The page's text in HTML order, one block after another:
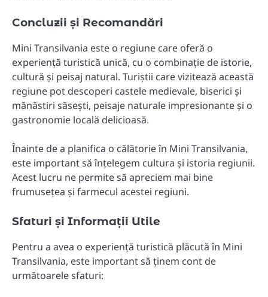
Concluzii și Recomandări
Mini Transilvania este o regiune care oferă o
experiență turistică unică, cu o combinație de istorie,
cultură și peisaj natural. Turiștii care vizitează această
regiune pot descoperi castele medievale, biserici și
mănăstiri săsești, peisaje naturale impresionante și o
gastronomie locală delicioasă.
Înainte de a planifica o călătorie în Mini Transilvania,
este important să înțelegem cultura și istoria regiunii.
Acest lucru ne permite să apreciem mai bine
frumusețea și farmecul acestei regiuni.
Sfaturi și Informații Utile
Pentru a avea o experiență turistică plăcută în Mini
Transilvania, este important să ținem cont de
următoarele sfaturi: